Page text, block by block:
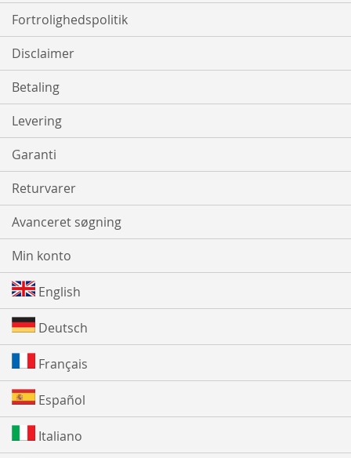
Fortrolighedspolitik
Disclaimer
Betaling
Levering
Garanti
Returvarer
Avanceret søgning
Min konto
English
Deutsch
Français
Español
Italiano